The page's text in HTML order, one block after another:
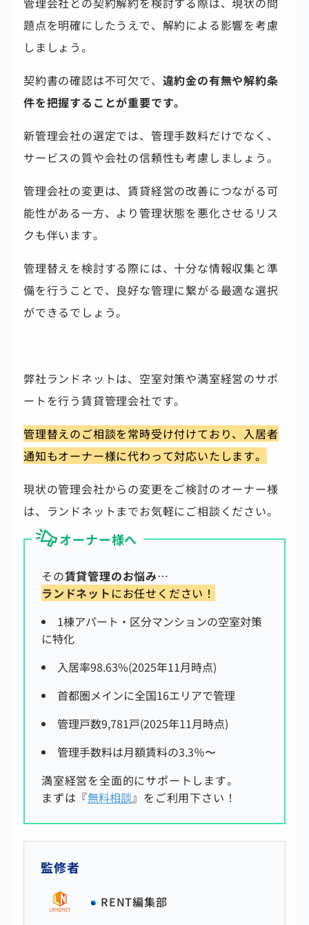
題点を明確にしたうえで、解約による影響を考慮
しましょう。
契約書の確認は不可欠で、 違約金の有無や解約条
件を把握することが重要です。
新管理会社の選定では、管理手数料だけでなく、
サービスの質や会社の信頼性も考慮しましょう。
管理会社の変更は、賃貸経営の改善につながる可
能性がある一方、より管理状態を悪化させるリス
クも伴います。
管理替えを検討する際には、十分な情報収集と準
備を行うことで、良好な管理に繋がる最適な選択
ができるでしょう。
弊社ランドネットは、空室対策や満室経営のサポ
ートを行う賃貸管理会社です。
管理替えのご相談を常時受け付けており、入居者
通知もオーナー様に代わって対応いたします。
現状の管理会社からの変更をご検討のオーナー様
は、ランドネットまでお気軽にご相談ください。
オーナー様へ
その賃貸管理のお悩み…
ランドネット にお任せください！
1棟アパート・区分マンションの空室対策
に特化
入居率98.63%(2025年11月時点)
首都圏メインに全国16エリアで管理
管理戸数9,781戸(2025年11月時点)
管理手数料は月額賃料の3.3％〜
満室経営を全面的にサポートします。
まずは『無料相談』をご利用下さい！
監修者
RENT編集部